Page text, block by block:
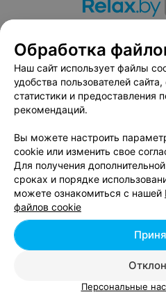
Вакансии
Публичный
Публичный договор по
Связаться по
Написать
Персональные
Обработка
© 2026 ООО «Артокс Лаб», УНП
| 220012,
Обработка
Наш сайт использует файлы
удобства пользователей
статистики и предоставления
рекомендаций.
Вы можете настроить
cookie или изменить свое
Для получения
сроках и порядке
можете ознакомиться с нашей
файлов cookie
Персональные